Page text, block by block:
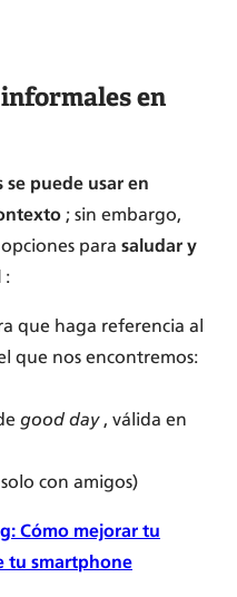
en
se puede usar en
; sin embargo,
para saludar y
:
que haga referencia al
que nos encontremos:
good day, válida en
con amigos)
Cómo mejorar tu
tu smartphone